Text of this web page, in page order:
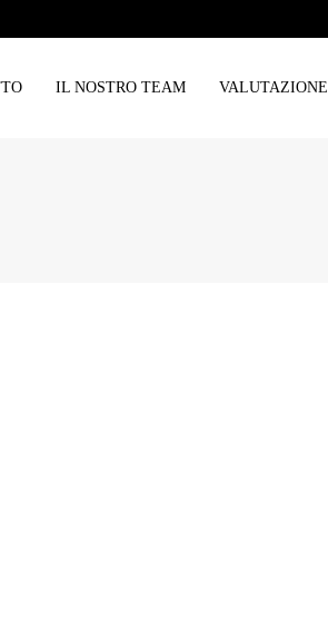
IL NOSTRO TEAM VALUTAZIONE